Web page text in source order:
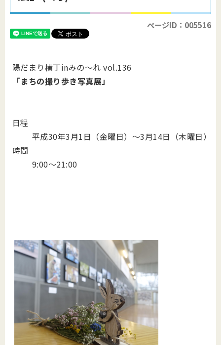
ページID：005516
陽だまり横丁inみの～れ vol.136
「まちの撮り歩き写真展」
日程
平成30年3月1日（金曜日）～3月14日（木曜日）
時間
9:00～21:00